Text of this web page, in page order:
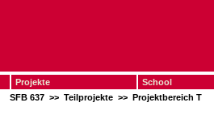
Projekte School
SFB 637 >> Teilprojekte >> Projektbereich T